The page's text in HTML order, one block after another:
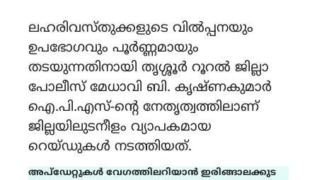
ലഹരിവസ്തുക്കളുടെ വിൽപ്പനയും
ഉപഭോഗവും പൂർണ്ണമായും
തടയുന്നതിനായി തൃശ്ശൂർ റൂറൽ ജില്ലാ
പോലീസ് മേധാവി ബി. കൃഷ്ണകുമാർ
ഐ.പി.എസ്-ന്റെ നേതൃത്വത്തിലാണ്
ജില്ലയിലുടനീളം വ്യാപകമായ
റെയ്ഡുകൾ നടത്തിയത്.
അപ്ഡേറ്റുകൾ വേഗത്തിലറിയാൻ ഇരിങ്ങാലക്കുട